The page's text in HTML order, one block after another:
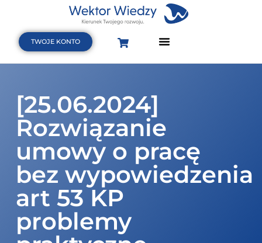
TWOJE KONTO
[25.06.2024]
Rozwiązanie
umowy o pracę
bez wypowiedzenia
art 53 KP
problemy